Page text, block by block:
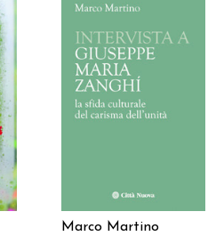
AGGIUNGI AL
CARRELLO
Marco Martino